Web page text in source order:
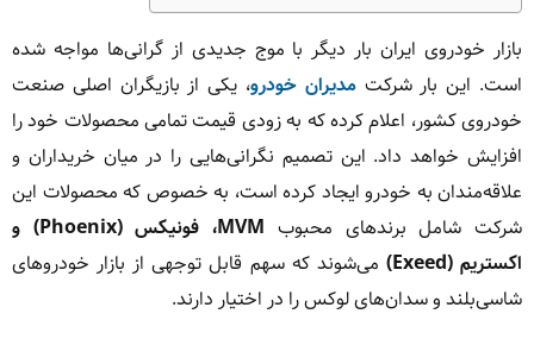
بازار خودروی ایران بار دیگر با موج جدیدی از گرانی‌ها مواجه شده
است. این بار شرکتمدیران خودرو، یکی از بازیگران اصلی صنعت
خودروی کشور، اعلام کرده که به زودی قیمت تمامی محصولات خود را
افزایش خواهد داد. این تصمیم نگرانی‌هایی را در میان خریداران و
علاقه‌مندان به خودرو ایجاد کرده است، به خصوص که محصولات این
شرکت شامل برندهای محبوب
MVM، فونیکس (Phoenix) و
اکستریم (Exeed)
می‌شوند که سهم قابل توجهی از بازار خودروهای
شاسی‌بلند و سدان‌های لوکس را در اختیار دارند.